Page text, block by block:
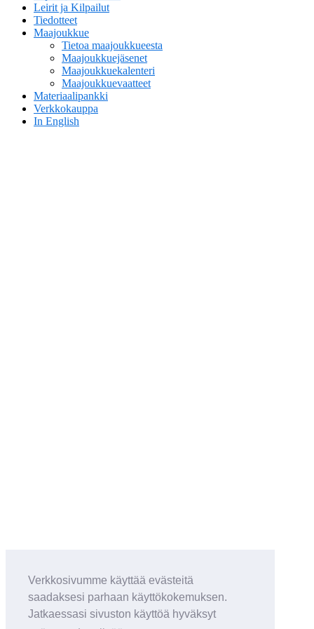
Verkkosivumme käyttää evästeitä
saadaksesi parhaan käyttökokemuksen.
Jatkaessasi sivuston käyttöä hyväksyt
Leirit ja Kilpailut
Tiedotteet
Maajoukkue
Tietoa maajoukkueesta
Maajoukkuejäsenet
Maajoukkuekalenteri
Maajoukkuevaatteet
Materiaalipankki
Verkkokauppa
In English